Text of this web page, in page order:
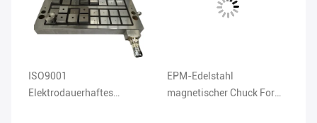
ISO9001
Elektrodauerhaftes
EPM-Edelstahl
magnetischer Chuck For